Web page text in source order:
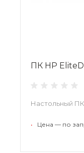
ПК HP
Настольный ПК
• Цена — по